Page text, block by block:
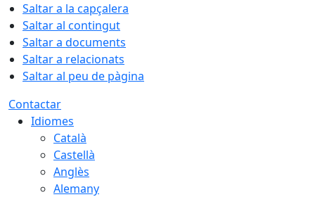
Saltar a la capçalera
Saltar al contingut
Saltar a documents
Saltar a relacionats
Saltar al peu de pàgina
Contactar
Idiomes
Català
Castellà
Anglès
Alemany